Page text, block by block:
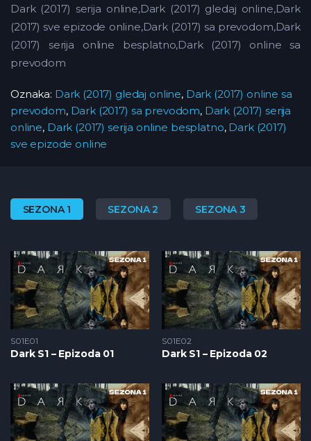
Dark (2017) serija online,Dark (2017) gledaj online,Dark
(2017) sve epizode online,Dark (2017) sa prevodom,Dark
(2017) serija online besplatno,Dark (2017) online sa
prevodom
Oznaka: Dark (2017) gledaj online, Dark (2017) online sa
prevodom, Dark (2017) sa prevodom, Dark (2017) serija
online, Dark (2017) serija online besplatno, Dark (2017)
sve epizode online
SEZONA 1 SEZONA 2 SEZONA 3
S01E01
Dark S1 – Epizoda 01
S01E02
Dark S1 – Epizoda 02